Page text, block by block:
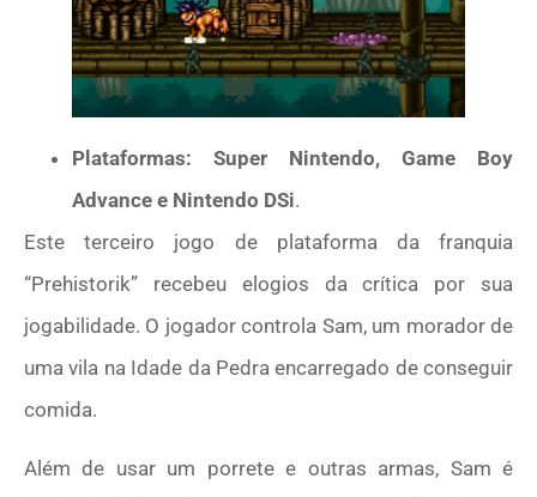
Plataformas: Super Nintendo, Game Boy
Advance e Nintendo DSi.
Este terceiro jogo de plataforma da franquia
“Prehistorik” recebeu elogios da crítica por sua
jogabilidade. O jogador controla Sam, um morador de
uma vila na Idade da Pedra encarregado de conseguir
comida.
Além de usar um porrete e outras armas, Sam é